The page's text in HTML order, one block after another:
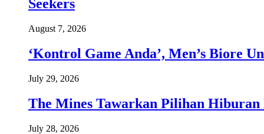
Seekers
August 7, 2026
‘Kontrol Game Anda’, Men’s Biore
July 29, 2026
The Mines Tawarkan Pilihan
July 28, 2026